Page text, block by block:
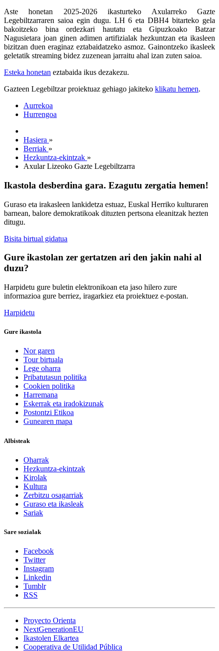
Aste honetan 2025-2026 ikasturteko Axularreko Gazte
Legebiltzarraren saioa egin dugu. LH 6 eta DBH4 bitarteko gela
bakoitzeko bina ordezkari hautatu eta Gipuzkoako Batzar
Nagusietara joan ginen adimen artifizialak hezkuntzan eta ikasleen
bizitzan duen eraginaz eztabaidatzeko asmoz. Gainontzeko ikasleek
geletatik streaming bidez zuzenean jarraitu ahal izan zuten saioa.
Esteka honetan eztabaida ikus dezakezu.
Gazteen Legebiltzar proiektuaz gehiago jakiteko klikatu hemen.
Aurrekoa
Hurrengoa
Hasiera »
Berriak »
Hezkuntza-ekintzak »
Axular Lizeoko Gazte Legebiltzarra
Ikastola desberdina gara. Ezagutu zergatia hemen!
Guraso eta irakasleen lankidetza estuaz, Euskal Herriko kulturaren
barnean, balore demokratikoak dituzten pertsona eleanitzak hezten
ditugu.
Bisita birtual gidatua
Gure ikastolan zer gertatzen ari den jakin nahi al
duzu?
Harpidetu gure buletin elektronikoan eta jaso hilero zure
informazioa gure berriez, iragarkiez eta proiektuez e-postan.
Harpidetu
Gure ikastola
Nor garen
Tour birtuala
Lege oharra
Pribatutasun politika
Cookien politika
Harremana
Eskerrak eta iradokizunak
Postontzi Etikoa
Gunearen mapa
Albisteak
Oharrak
Hezkuntza-ekintzak
Kirolak
Kultura
Zerbitzu osagarriak
Guraso eta ikasleak
Sariak
Sare sozialak
Facebook
Twitter
Instagram
Linkedin
Tumblr
RSS
Proyecto Orienta
NextGenerationEU
Ikastolen Elkartea
Cooperativa de Utilidad Pública